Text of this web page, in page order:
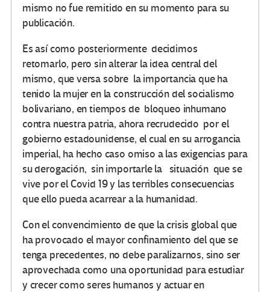
mismo no fue remitido en su momento para su
publicación.
Es así como posteriormente decidimos
retomarlo, pero sin alterar la idea central del
mismo, que versa sobre la importancia que ha
tenido la mujer en la construcción del socialismo
bolivariano, en tiempos de bloqueo inhumano
contra nuestra patria, ahora recrudecido por el
gobierno estadounidense, el cual en su arrogancia
imperial, ha hecho caso omiso a las exigencias para
su derogación, sin importarle la situación que se
vive por el Covid 19 y las terribles consecuencias
que ello pueda acarrear a la humanidad.
Con el convencimiento de que la crisis global que
ha provocado el mayor confinamiento del que se
tenga precedentes, no debe paralizarnos, sino ser
aprovechada como una oportunidad para estudiar
y crecer como seres humanos y actuar en